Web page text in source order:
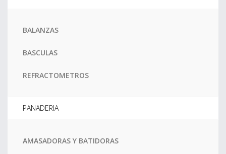
BALANZAS
BASCULAS
REFRACTOMETROS
PANADERIA
AMASADORAS Y BATIDORAS